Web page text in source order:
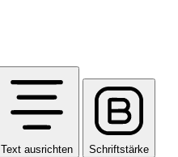
Text ausrichten Schriftstärke